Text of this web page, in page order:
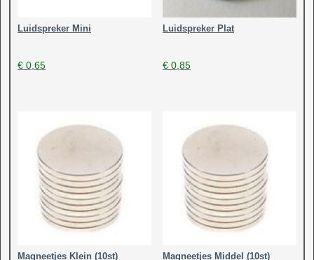
Luidspreker Mini
€ 0,65
Luidspreker Plat
€0,85
Magneetjes Klein (10st) Magneetjes Middel (10st)